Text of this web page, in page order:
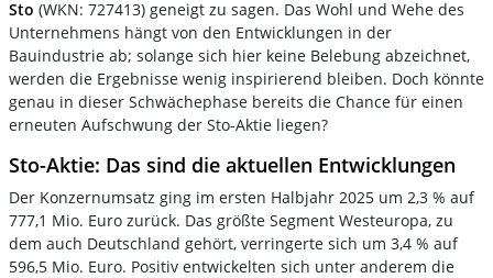
Sto (WKN: 727413) geneigt zu sagen. Das Wohl und Wehe des
Unternehmens hängt von den Entwicklungen in der
Bauindustrie ab; solange sich hier keine Belebung abzeichnet,
werden die Ergebnisse wenig inspirierend bleiben. Doch könnte
genau in dieser Schwächephase bereits die Chance für einen
erneuten Aufschwung der Sto-Aktie liegen?
Sto-Aktie: Das sind die aktuellen Entwicklungen
Der Konzernumsatz ging im ersten Halbjahr 2025 um 2,3 % auf
777,1 Mio. Euro zurück. Das größte Segment Westeuropa, zu
dem auch Deutschland gehört, verringerte sich um 3,4 % auf
596,5 Mio. Euro. Positiv entwickelten sich unter anderem die